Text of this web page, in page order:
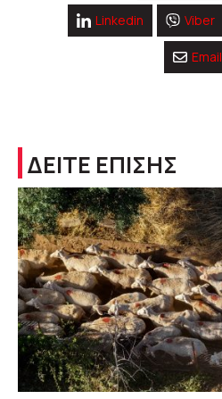
Linkedin Viber
Email
ΔΕΙΤΕ ΕΠΙΣΗΣ